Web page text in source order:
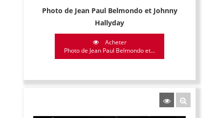
Photo de Jean Paul Belmondo et Johnny
Hallyday
Acheter
Photo de Jean Paul Belmondo et...